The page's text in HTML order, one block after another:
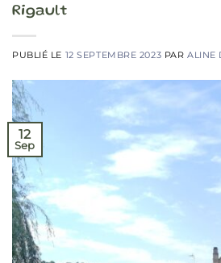
Rigault
PUBLIÉ LE 12 SEPTEMBRE 2023 PAR ALINE
12
Sep